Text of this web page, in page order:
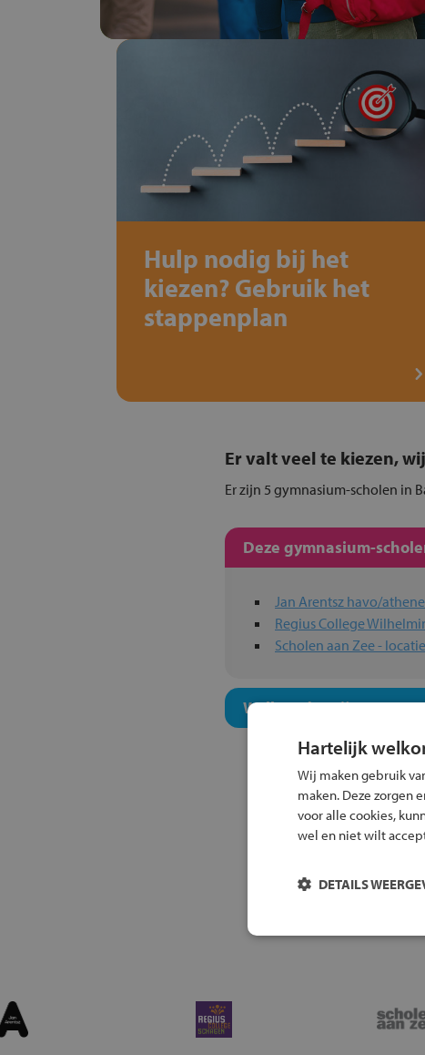
Hulp nodig bij het
kiezen? Gebruik het
stappenplan
Er valt veel te kiezen,
Er zijn 5 gymnasium-scholen in
Deze gymnasium-
Jan Arentsz havo/
Regius College
Scholen aan Zee -
Welk onderwijsconcept
Hartelijk
Wij maken gebruik
maken. Deze zorgen
voor alle cookies,
wel en niet wilt
DETAILS